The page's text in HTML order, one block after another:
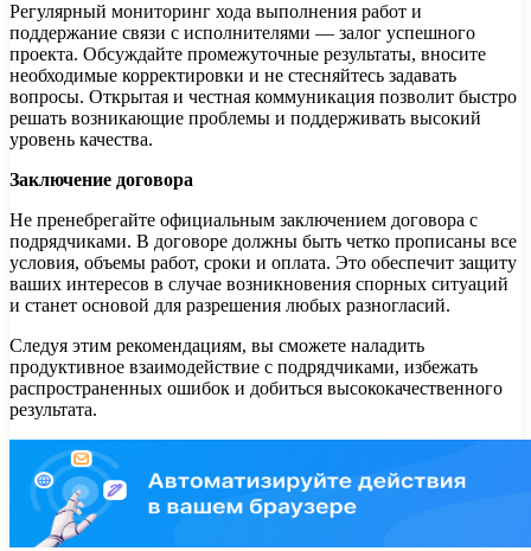
Регулярный мониторинг хода выполнения работ и
поддержание связи с исполнителями — залог успешного
проекта. Обсуждайте промежуточные результаты, вносите
необходимые корректировки и не стесняйтесь задавать
вопросы. Открытая и честная коммуникация позволит быстро
решать возникающие проблемы и поддерживать высокий
уровень качества.
Заключение договора
Не пренебрегайте официальным заключением договора с
подрядчиками. В договоре должны быть четко прописаны все
условия, объемы работ, сроки и оплата. Это обеспечит защиту
ваших интересов в случае возникновения спорных ситуаций
и станет основой для разрешения любых разногласий.
Следуя этим рекомендациям, вы сможете наладить
продуктивное взаимодействие с подрядчиками, избежать
распространенных ошибок и добиться высококачественного
результата.